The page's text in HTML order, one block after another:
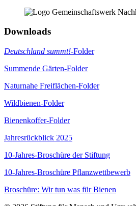
Downloads
Deutschland summt!-Folder
Summende Gärten-Folder
Naturnahe Freiflächen-Folder
Wildbienen-Folder
Bienenkoffer-Folder
Jahresrückblick 2025
10-Jahres-Broschüre der Stiftung
10-Jahres-Broschüre Pflanzwettbewerb
Broschüre: Wir tun was für Bienen